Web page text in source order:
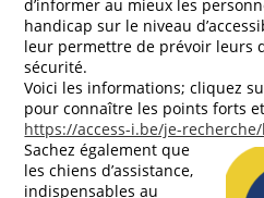
d’informer au mieux les
handicap sur le niveau d’
leur permettre de prévoir leurs
sécurité.
Voici les informations; cliquez
pour connaître les points forts
https://access-i.be/je-
Sachez également que
les chiens d’assistance,
indispensables au